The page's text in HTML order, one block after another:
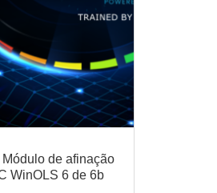
de afinação
WinOLS 6 de 6b